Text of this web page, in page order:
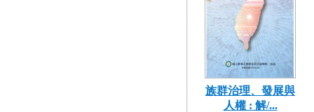
族群治理、發展與
人權 : 解/...